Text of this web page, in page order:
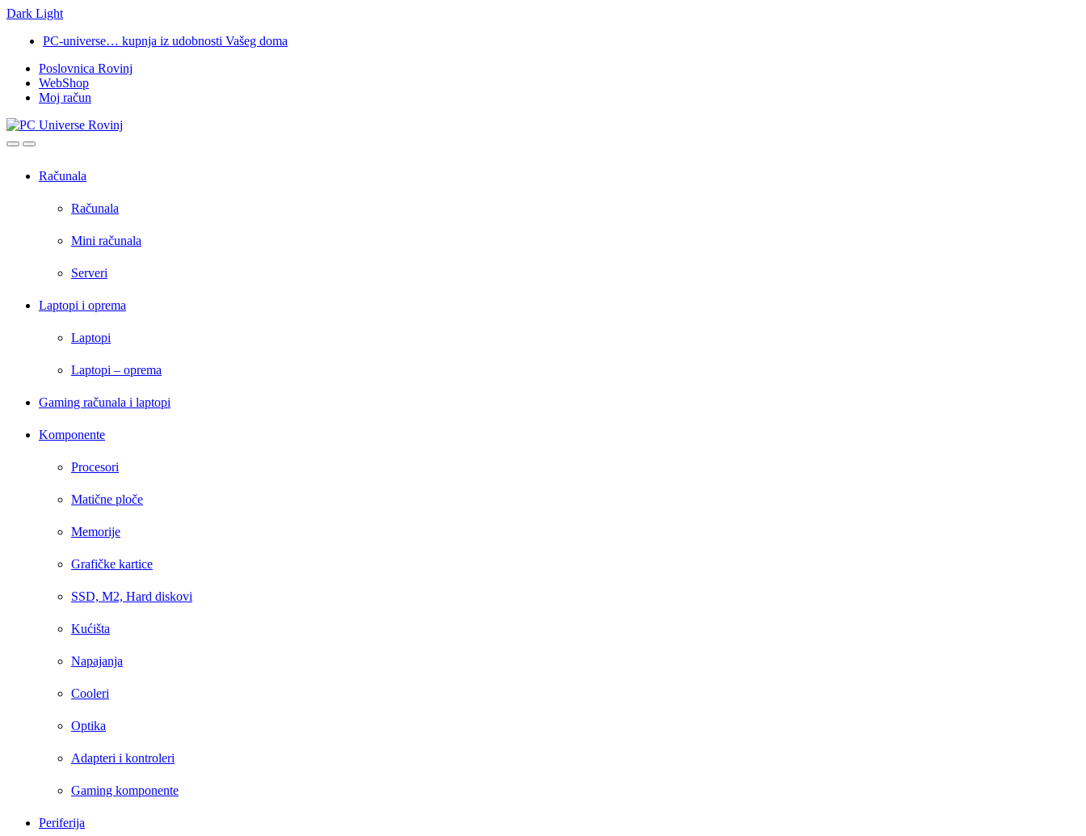
Dark Light
navigation
content
PC-universe… kupnja iz udobnosti Vašeg doma
Poslovnica Rovinj
WebShop
Moj račun
OpenClose
Računala
Računala
Mini računala
Serveri
Laptopi i oprema
Laptopi
Laptopi – oprema
Gaming računala i laptopi
Komponente
Procesori
Matične ploče
Memorije
Grafičke kartice
SSD, M2, Hard diskovi
Kućišta
Napajanja
Cooleri
Optika
Adapteri i kontroleri
Gaming komponente
Periferija